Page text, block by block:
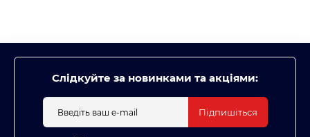
Слідкуйте за новинками та акціями:
Підпишіться